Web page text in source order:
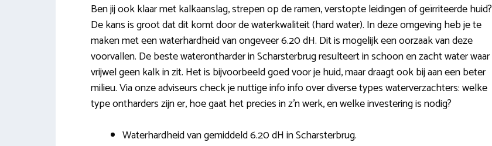
Ben jij ook klaar met kalkaanslag, strepen op de ramen, verstopte leidingen of geïrriteerde huid?
De kans is groot dat dit komt door de waterkwaliteit (hard water). In deze omgeving heb je te
maken met een waterhardheid van ongeveer 6.20 dH. Dit is mogelijk een oorzaak van deze
voorvallen. De beste waterontharder in Scharsterbrug resulteert in schoon en zacht water waar
vrijwel geen kalk in zit. Het is bijvoorbeeld goed voor je huid, maar draagt ook bij aan een beter
milieu. Via onze adviseurs check je nuttige info info over diverse types waterverzachters: welke
type ontharders zijn er, hoe gaat het precies in z’n werk, en welke investering is nodig?
Waterhardheid van gemiddeld 6.20 dH in Scharsterbrug.